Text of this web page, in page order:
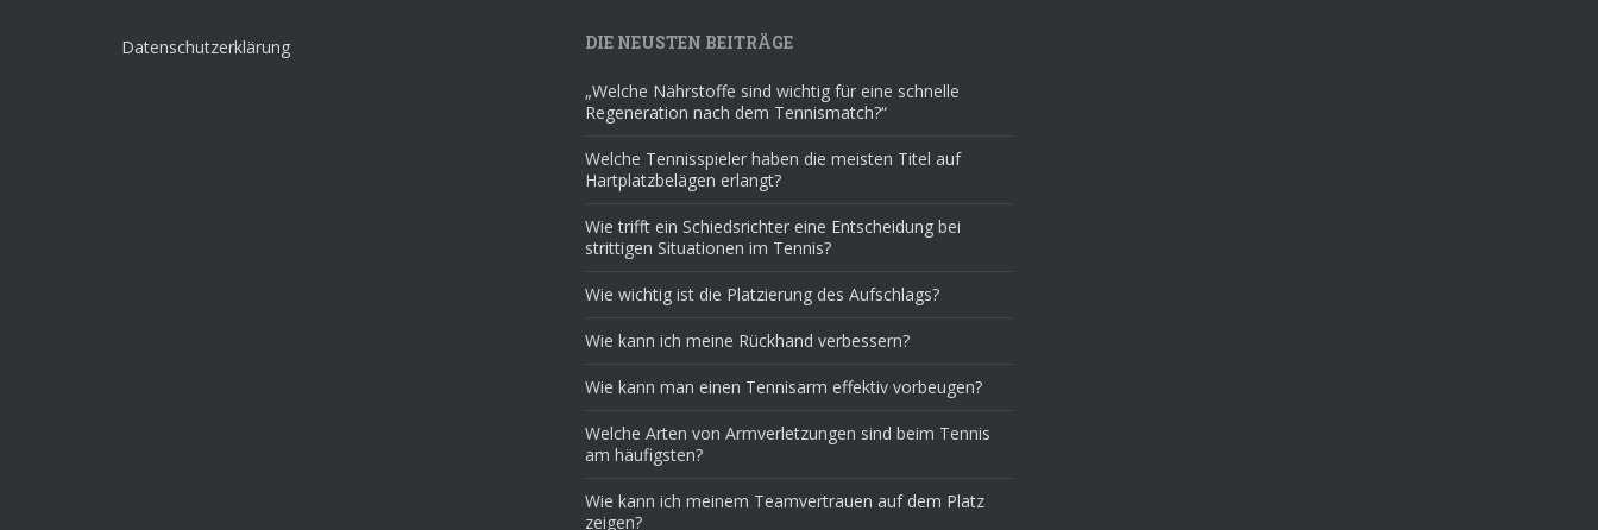
Datenschutzerklärung DIE NEUSTEN BEITRÄGE
„Welche Nährstoffe sind wichtig für eine schnelle
Regeneration nach dem Tennismatch?“
Welche Tennisspieler haben die meisten Titel auf
Hartplatzbelägen erlangt?
Wie trifft ein Schiedsrichter eine Entscheidung bei
strittigen Situationen im Tennis?
Wie wichtig ist die Platzierung des Aufschlags?
Wie kann ich meine Rückhand verbessern?
Wie kann man einen Tennisarm effektiv vorbeugen?
Welche Arten von Armverletzungen sind beim Tennis
am häufigsten?
Wie kann ich meinem Teamvertrauen auf dem Platz
zeigen?